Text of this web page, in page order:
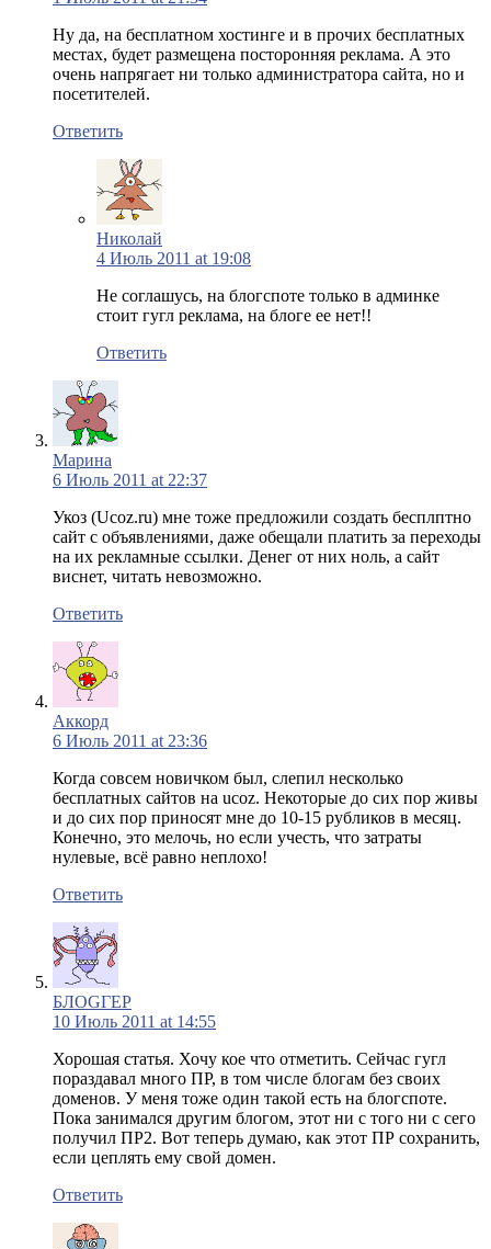
Ну да, на бесплатном хостинге и в прочих бесплатных
местах, будет размещена посторонняя реклама. А это
очень напрягает ни только администратора сайта, но и
посетителей.
Ответить
Николай
4 Июль 2011 at 19:08
Не соглашусь, на блогспоте только в админке
стоит гугл реклама, на блоге ее нет!!
Ответить
Марина
6 Июль 2011 at 22:37
Укоз (Ucoz.ru) мне тоже предложили создать бесплптно
сайт с объявлениями, даже обещали платить за переходы
на их рекламные ссылки. Денег от них ноль, а сайт
виснет, читать невозможно.
Ответить
Аккорд
6 Июль 2011 at 23:36
Когда совсем новичком был, слепил несколько
бесплатных сайтов на ucoz. Некоторые до сих пор живы
и до сих пор приносят мне до 10-15 рубликов в месяц.
Конечно, это мелочь, но если учесть, что затраты
нулевые, всё равно неплохо!
Ответить
БЛОGГЕР
10 Июль 2011 at 14:55
Хорошая статья. Хочу кое что отметить. Сейчас гугл
пораздавал много ПР, в том числе блогам без своих
доменов. У меня тоже один такой есть на блогспоте.
Пока занимался другим блогом, этот ни с того ни с сего
получил ПР2. Вот теперь думаю, как этот ПР сохранить,
если цеплять ему свой домен.
Ответить